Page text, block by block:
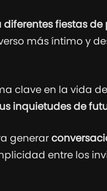
fiestas de
más íntimo y
clave en la vida
inquietudes de
generar
entre los